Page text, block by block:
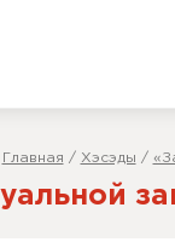
Главная / Хэсэды /